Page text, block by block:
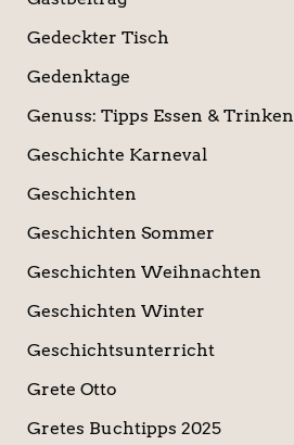
Gedeckter Tisch
Gedenktage
Genuss: Tipps Essen & Trinken
Geschichte Karneval
Geschichten
Geschichten Sommer
Geschichten Weihnachten
Geschichten Winter
Geschichtsunterricht
Grete Otto
Gretes Buchtipps 2025